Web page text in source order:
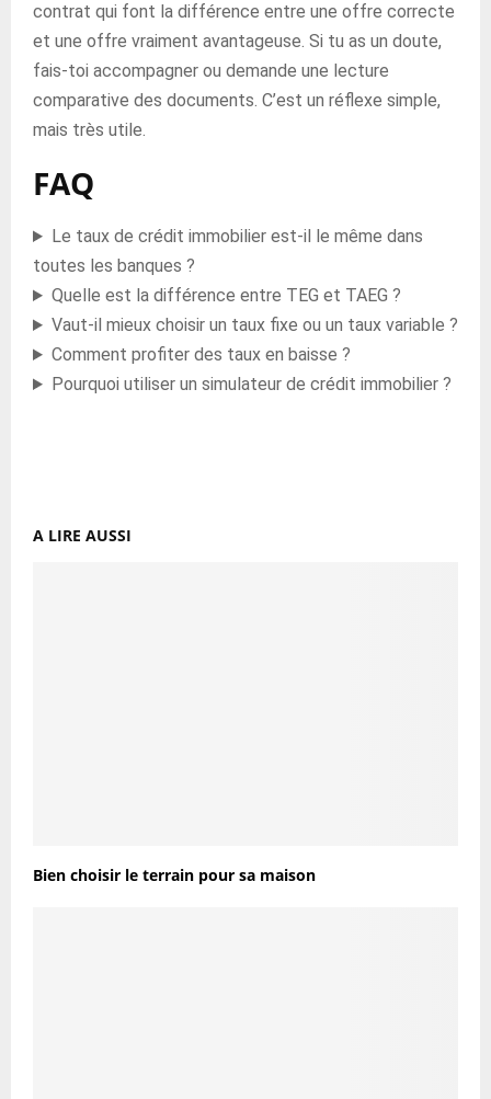
contrat qui font la différence entre une offre correcte
et une offre vraiment avantageuse. Si tu as un doute,
fais-toi accompagner ou demande une lecture
comparative des documents. C’est un réflexe simple,
mais très utile.
FAQ
Le taux de crédit immobilier est-il le même dans
toutes les banques ?
Quelle est la différence entre TEG et TAEG ?
Vaut-il mieux choisir un taux fixe ou un taux variable ?
Comment profiter des taux en baisse ?
Pourquoi utiliser un simulateur de crédit immobilier ?
A LIRE AUSSI
Bien choisir le terrain pour sa maison